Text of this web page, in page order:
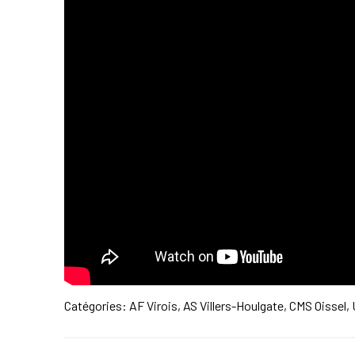
Catégories: AF Virois, AS Villers-Houlgate, CMS Oissel,